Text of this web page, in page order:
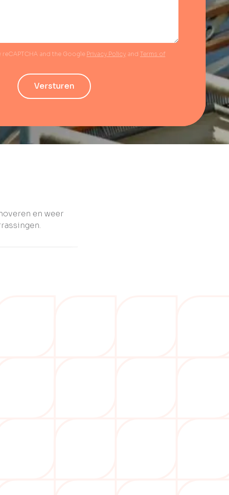
and the Google Privacy Policy and Terms of
Versturen
en weer